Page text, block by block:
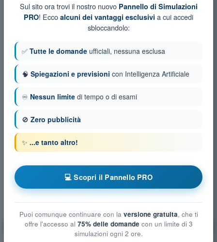
Prestazioni di volo e pianificazione UAS
Sul sito ora trovi il nostro nuovo Pannello di Simulazioni
PRO! Ecco alcuni dei vantaggi esclusivi a cui accedi
sbloccandolo:
✅ Tutte le domande ufficiali, nessuna esclusa
🧠 Spiegazioni e previsioni con Intelligenza Artificiale
♾️ Nessun limite di tempo o di esami
🚫 Zero pubblicità
✨ ...e tanto altro!
💻 Scopri il Pannello PRO
Puoi comunque continuare con la versione gratuita, che ti
offre l'accesso al 75% delle domande con un limite di 3
simulazioni ogni 2 ore.